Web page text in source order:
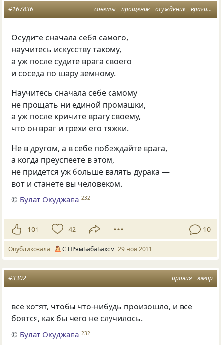
советы прощение осуждение враги
#167836
Осудите сначала себя самого,
научитесь искусству такому,
а уж после судите врага своего
и соседа по шару земному.
Научитесь сначала себе самому
не прощать ни единой промашки,
а уж после кричите врагу своему,
что он враг и грехи его тяжки.
Не в другом, а в себе побеждайте врага,
а когда преуспеете в этом,
не придется уж больше валять дурака —
вот и станете вы человеком.
© Булат Окуджава 232
101 42 10
Опубликовала С ПРямБабаБахом 29 ноя 2011
ирония юмор
#3302
все хотят, чтобы что-нибудь произошло, и все
боятся, как бы чего не случилось.
© Булат Окуджава 232